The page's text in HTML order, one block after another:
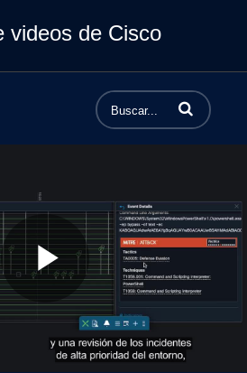
videos de Cisco
Introduzca los
Play